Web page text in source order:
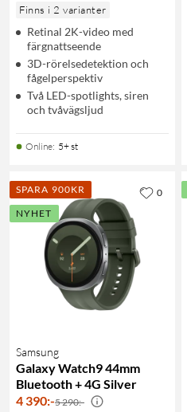
Finns i 2 varianter
Retinal 2K-video med
färgnattseende
3D-rörelsedetektion och
fågelperspektiv
Två LED-spotlights, siren
och tvåvägsljud
Online: 5+ st
SPARA 900KR
NYHET
Samsung
Galaxy Watch9 44mm
Bluetooth + 4G Silver
4 390:-5 290:-
0